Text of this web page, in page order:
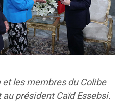
les membres du Colibe
président Caïd Essebsi.